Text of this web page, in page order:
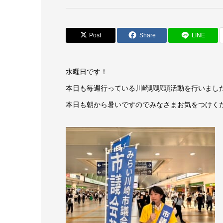
Post Share LINE
水曜日です！
本日も毎週行っている川崎駅駅頭活動を行いまし
本日も朝から暑いですのでみなさまお気をつけく